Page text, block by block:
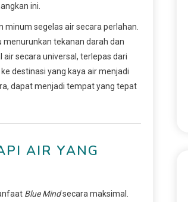
ini.
segelas air secara perlahan.
tekanan darah dan
secara universal, terlepas dari
destinasi yang kaya air menjadi
dapat menjadi tempat yang tepat
AIR YANG
Blue Mindsecara maksimal.